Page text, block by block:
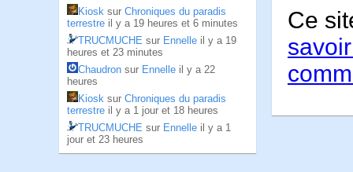
Kiosk sur Chroniques du paradis
terrestre il y a 19 heures et 6 minutes
TRUCMUCHE sur Ennelle il y a 19
heures et 23 minutes
Chaudron sur Ennelle il y a 22
heures
Kiosk sur Chroniques du paradis
terrestre il y a 1 jour et 18 heures
TRUCMUCHE sur Ennelle il y a 1
jour et 23 heures
Ce